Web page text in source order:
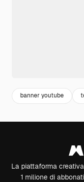
banner youtube
La piattaforma
1 milione di